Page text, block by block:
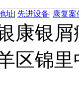
址| 先进设备| 康复案
康银
区锦